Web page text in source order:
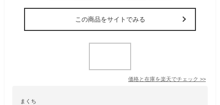
この商品をサイトでみる
価格と在庫を楽天でチェック >>
まくち